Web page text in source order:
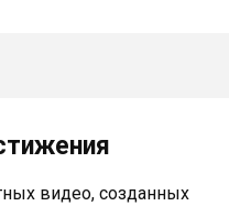
видео, созданных